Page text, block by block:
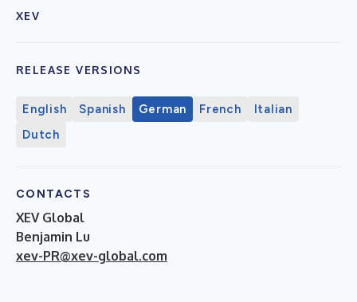
XEV
RELEASE VERSIONS
English Spanish German French
Italian
Dutch
CONTACTS
XEV Global
Benjamin Lu
xev-PR@xev-global.com